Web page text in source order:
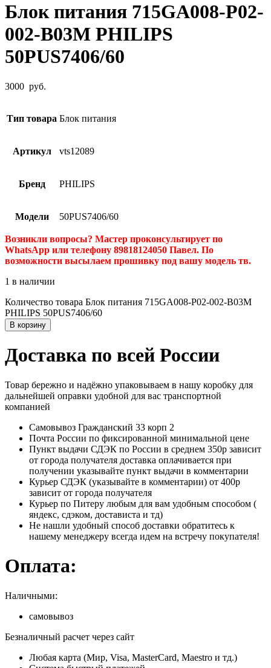
Блок питания 715GA008-P02-
002-B03M PHILIPS
50PUS7406/60
3000 руб.
Тип товара Блок питания
Артикул vts12089
Бренд PHILIPS
Модели 50PUS7406/60
Возникли вопросы? Мастер проконсультирует по
WhatsApp или телефону 89818124050 Павел. По
возможности высылаем прошивку под вашу модель тв.
1 в наличии
Количество товара Блок питания 715GA008-P02-002-B03M
PHILIPS 50PUS7406/60
В корзину
Доставка по всей России
Товар бережно и надёжно упаковываем в нашу коробку для
дальнейшей оправки удобной для вас транспортной
компанией
Самовывоз Гражданский 33 корп 2
Почта России по фиксированной минимальной цене
Пункт выдачи СДЭК по России в среднем 350р зависит
от города получателя доставка оплачивается при
получении указывайте пункт выдачи в комментарии
Курьер СДЭК (указывайте в комментарии) от 400р
зависит от города получателя
Курьер по Питеру любым для вам удобным способом (
яндекс, сдэком, достависта и тд)
Не нашли удобный способ доставки обратитесь к
нашему менеджеру всегда идем на встречу покупателя!
Оплата:
Наличными:
самовывоз
Безналичный расчет через сайт
Любая карта (Мир, Visa, MasterCard, Maestro и тд.)